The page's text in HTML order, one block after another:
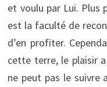
et voulu par Lui. Plus
est la faculté de
d’en profiter.
cette terre, le plaisir
ne peut pas le suivre